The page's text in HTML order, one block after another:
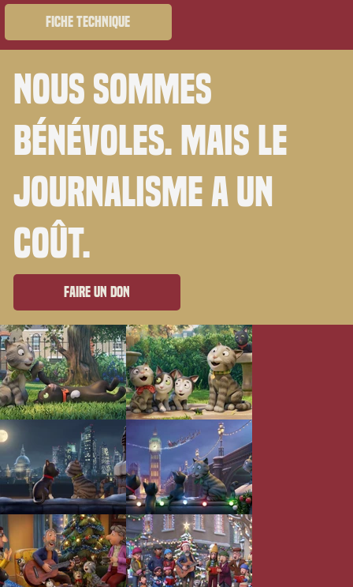
Fiche technique
Nous sommes
bénévoles. Mais le
journalisme a un
coût.
Faire un don